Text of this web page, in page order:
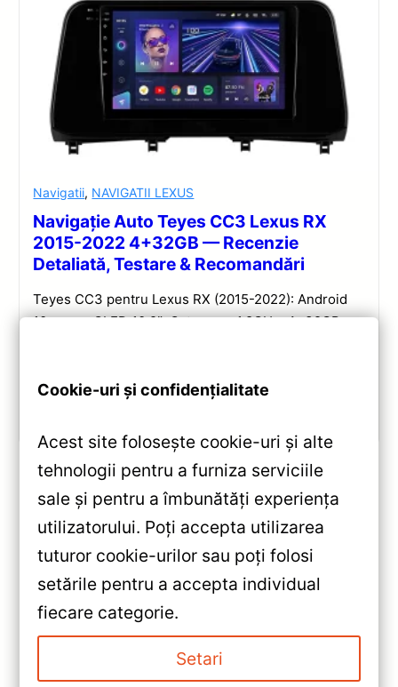
Navigatii, NAVIGATII LEXUS
Navigație Auto Teyes CC3 Lexus RX
2015-2022 4+32GB — Recenzie
Detaliată, Testare & Recomandări
Teyes CC3 pentru Lexus RX (2015-2022): Android
10, ecran QLED 10.2″, Octa-core 1.8GHz, 4+32GB,
«Navigație Auto Teyes CC3 2K
Ford EcoSport 2014-2023
4+32GB 9.5″ QLED Octa-core
2GHz, Android 4G Bluetooth 5.1
DSP — Caracteristici, Păreri &
Preț Actualizat
»
Navigatie Auto Teyes CC2 Plus
Ford Focus 1998-2005 4+64GB
Cookie-uri și confidențialitate
Acest site folosește cookie-uri și alte
tehnologii pentru a furniza serviciile
sale și pentru a îmbunătăți experiența
utilizatorului. Poți accepta utilizarea
tuturor cookie-urilor sau poți folosi
setările pentru a accepta individual
fiecare categorie.
Setari